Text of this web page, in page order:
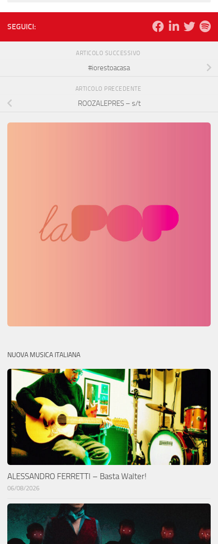
SEGUICI:
ARTICOLO SUCCESSIVO
#iorestoacasa
ARTICOLO PRECEDENTE
ROOZALEPRES – s/t
NUOVA MUSICA ITALIANA
ALESSANDRO FERRETTI – Basta Walter!
06/08/2026